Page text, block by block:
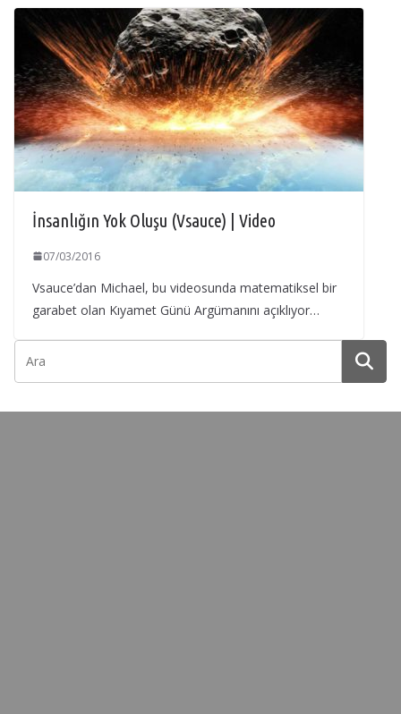
İnsanlığın Yok Oluşu (Vsauce) | Video
07/03/2016
Vsauce’dan Michael, bu videosunda matematiksel bir
garabet olan Kıyamet Günü Argümanını açıklıyor…